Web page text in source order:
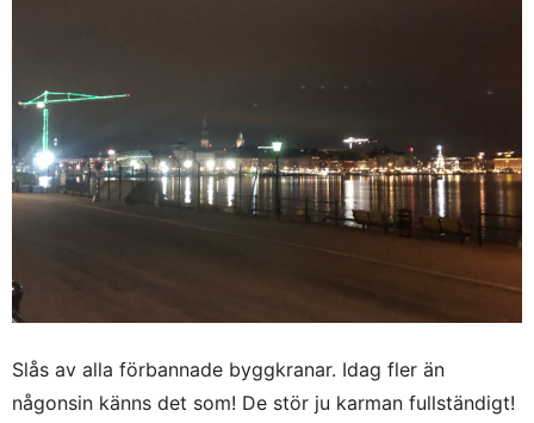
Slås av alla förbannade byggkranar. Idag fler än
någonsin känns det som! De stör ju karman fullständigt!